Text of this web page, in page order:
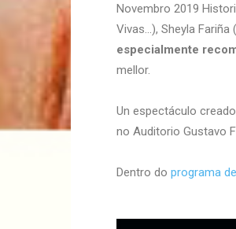
Novembro 2019
Vivas…), Sheyla Fariña
especialmente
mellor.
Un espectáculo
no Auditorio Gustavo
Dentro do programa